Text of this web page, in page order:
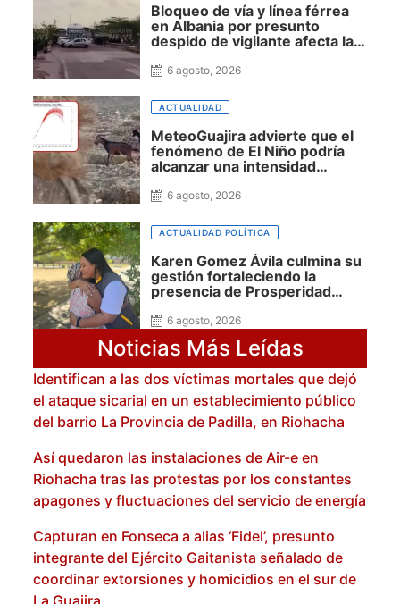
Bloqueo de vía y línea férrea
en Albania por presunto
despido de vigilante afecta la
Manaure y la Alta Guajira
6 agosto, 2026
ACTUALIDAD
MeteoGuajira advierte que el
fenómeno de El Niño podría
alcanzar una intensidad
hasta 2027
6 agosto, 2026
ACTUALIDAD POLÍTICA
Karen Gomez Ávila culmina su
gestión fortaleciendo la
presencia de Prosperidad
6 agosto, 2026
Noticias Más Leídas
Identifican a las dos víctimas mortales que dejó
el ataque sicarial en un establecimiento público
del barrio La Provincia de Padilla, en Riohacha
Así quedaron las instalaciones de Air-e en
Riohacha tras las protestas por los constantes
apagones y fluctuaciones del servicio de energía
Capturan en Fonseca a alias ‘Fidel’, presunto
integrante del Ejército Gaitanista señalado de
coordinar extorsiones y homicidios en el sur de